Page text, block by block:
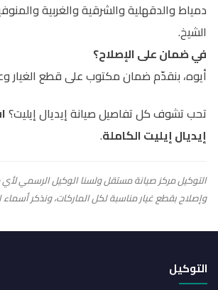
دمياط والدقهلية والشرقية والغربية
الشيخ.
في ضمان على الإصلاح؟
أيوه، بنقدّم ضمان مكتوب على قطع الغيار
تحب تشوف كل تفاصيل صيانة إيديال إيليت؟
إيديال إيليت الكاملة.
التوكيل مركز صيانة مستقل ولسنا الوكيل الرسمي لأي
وإصلاح بقطع غيار مناسبة لكل الماركات، ونذكر
التوكيل